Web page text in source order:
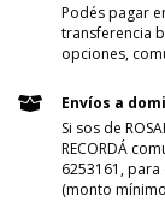
Podés pagar
transferencia
opciones,
Envíos a
Si sos de
RECORDÁ
6253161,
(monto